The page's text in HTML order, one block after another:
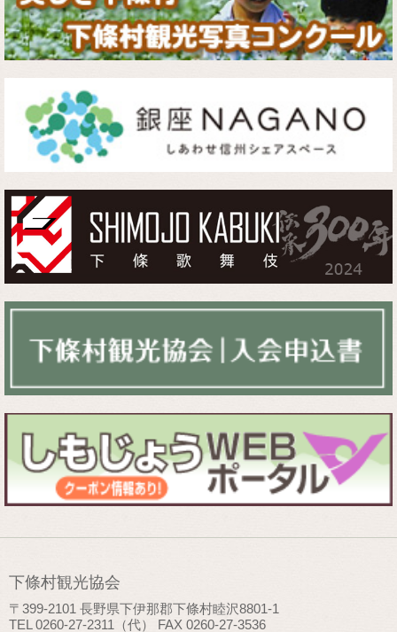
下條村観光協会
〒399-2101 長野県下伊那郡下條村睦沢8801-1
TEL 0260-27-2311（代） FAX 0260-27-3536